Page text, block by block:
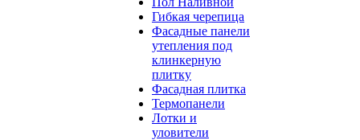
Гибкая черепица
Фасадные панели
утепления под
клинкерную
плитку
Фасадная плитка
Термопанели
Лотки и
уловители